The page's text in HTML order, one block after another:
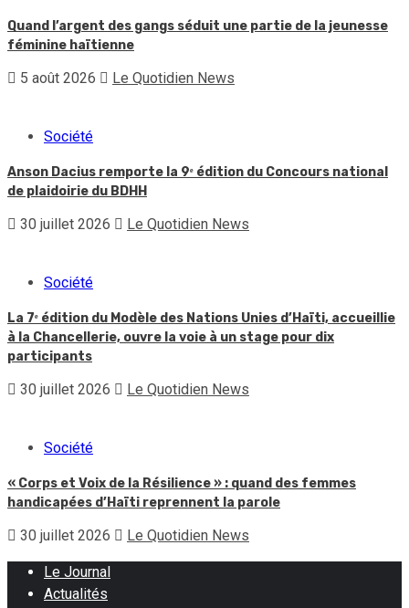
Quand l’argent des gangs séduit une partie de la jeunesse
féminine haïtienne
5 août 2026 Le Quotidien News
Société
Anson Dacius remporte la 9ᵉ édition du Concours national
de plaidoirie du BDHH
30 juillet 2026 Le Quotidien News
Société
La 7ᵉ édition du Modèle des Nations Unies d’Haïti, accueillie
à la Chancellerie, ouvre la voie à un stage pour dix
participants
30 juillet 2026 Le Quotidien News
Société
« Corps et Voix de la Résilience » : quand des femmes
handicapées d’Haïti reprennent la parole
30 juillet 2026 Le Quotidien News
Le Journal
Actualités